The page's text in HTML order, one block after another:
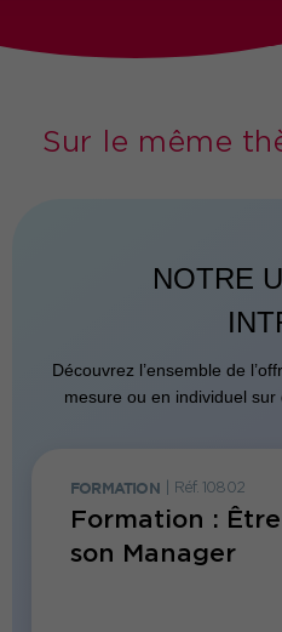
Sur le même
NOTRE
Découvrez l’ensemble de
mesure ou en individuel
FORMATION Réf. 10802
Formation :
son Manager